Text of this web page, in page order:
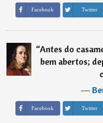
Facebook Twitter
“Antes do
bem abertos;
―
Facebook Twitter